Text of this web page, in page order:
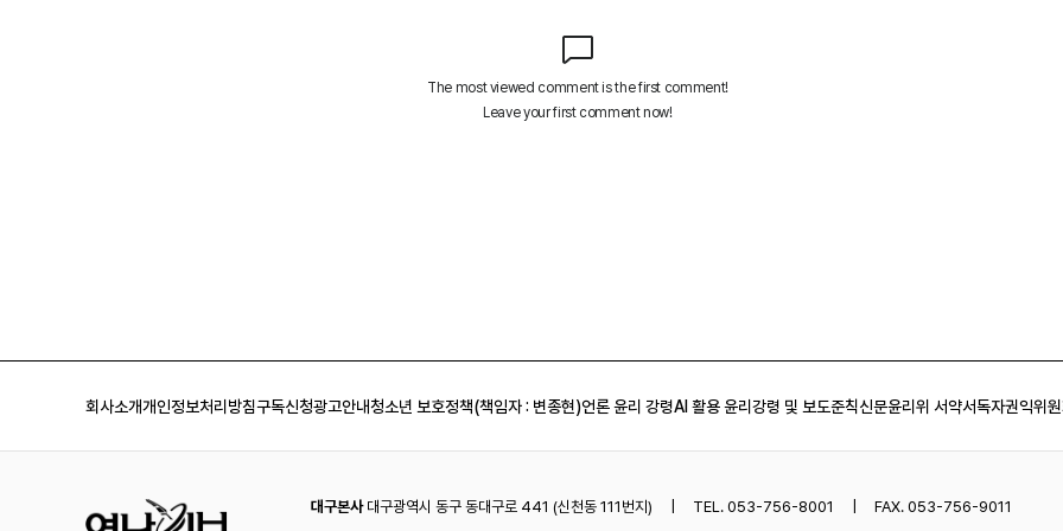
회사소개개인정보처리방침구독신청광고안내청소년 보호정책(책임자 : 변종현)언론 윤리 강령AI 활용 윤리강령 및 보도준칙신문윤리위 서약서독자권익위
대구본사대구광역시 동구 동대구로 441 (신천동 111번지) TEL. 053-756-8001 FAX. 053-756-9011